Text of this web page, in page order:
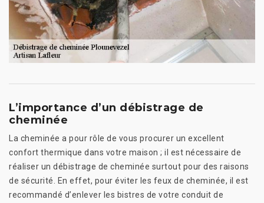
L’importance d’un débistrage de
cheminée
La cheminée a pour rôle de vous procurer un excellent
confort thermique dans votre maison ; il est nécessaire de
réaliser un débistrage de cheminée surtout pour des raisons
de sécurité. En effet, pour éviter les feux de cheminée, il est
recommandé d’enlever les bistres de votre conduit de